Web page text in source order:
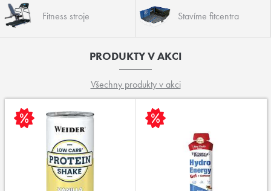
Fitness stroje Stavíme fitcentra
PRODUKTY V AKCI
Všechny produkty v akci